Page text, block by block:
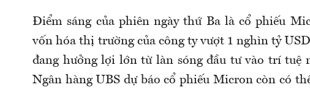
Điểm sáng của phiên ngày thứ Ba là cổ phiếu
vốn hóa thị trường của công ty vượt 1 nghìn tỷ
đang hưởng lợi lớn từ làn sóng đầu tư vào trí tuệ
Ngân hàng UBS dự báo cổ phiếu Microncòn có